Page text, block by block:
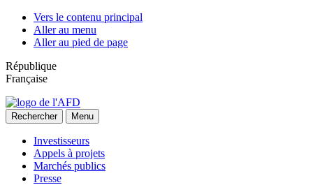
Vers le contenu principal
Aller au menu
Aller au pied de page
République
Française
Rechercher Menu
Investisseurs
Appels à projets
Marchés publics
Presse